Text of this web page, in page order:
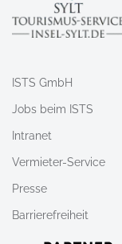
ISTS GmbH
Jobs beim ISTS
Intranet
Vermieter-Service
Presse
Barrierefreiheit